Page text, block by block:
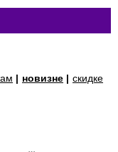
| новизне | скидке